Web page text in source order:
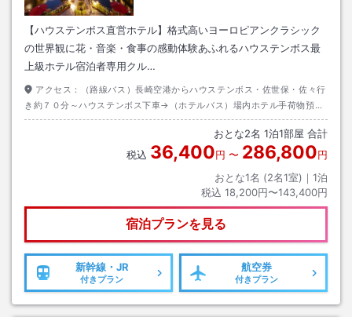
【ハウステンボス直営ホテル】格式高いヨーロピアンクラシック
の世界観に花・音楽・食事の感動体験あふれるハウステンボス最
上級ホテル宿泊者専用クル…
アクセス：
（路線バス）長崎空港からハウステンボス・佐世保・佐々行
き約７０分～ハウステンボス下車→（ホテルバス）場内ホテル手荷物預か
り所前から約１０分～ホテルヨーロッパ下車
おとな2名 1泊1部屋 合計
税込 36,400円 〜 286,800円
おとな1名 (2名1室)｜ 1泊
税込 18,200円〜143,400円
宿泊プランを見る
新幹線・JR
付きプラン
航空券
付きプラン